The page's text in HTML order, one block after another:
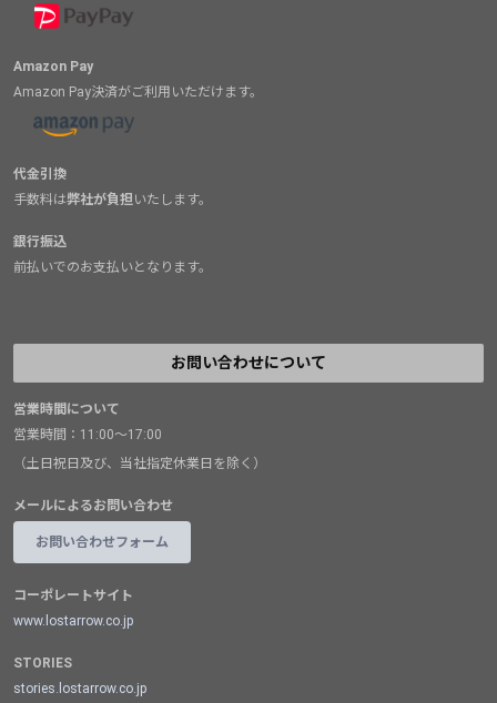
Amazon Pay
Amazon Pay決済がご利用いただけます。
代金引換
手数料は弊社が負担いたします。
銀行振込
前払いでのお支払いとなります。
お問い合わせについて
営業時間について
営業時間：11:00～17:00
（土日祝日及び、当社指定休業日を除く）
メールによるお問い合わせ
お問い合わせフォーム
コーポレートサイト
www.lostarrow.co.jp
STORIES
stories.lostarrow.co.jp